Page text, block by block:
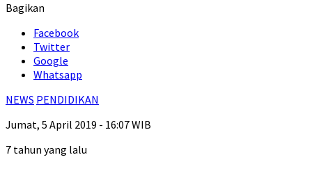
Bagikan
Facebook
Twitter
Google
Whatsapp
NEWS PENDIDIKAN
Jumat, 5 April 2019 - 16:07 WIB
7 tahun yang lalu